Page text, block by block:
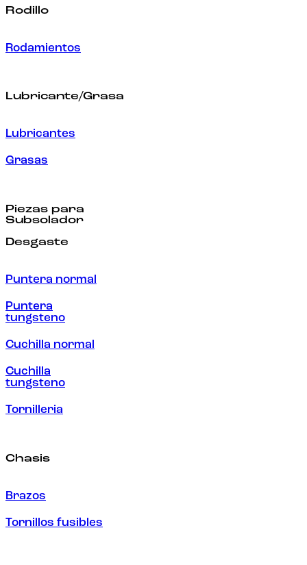
Rodillo
Rodamientos
Lubricante/Grasa
Lubricantes
Grasas
Piezas para
Subsolador
Desgaste
Puntera normal
Puntera
tungsteno
Cuchilla normal
Cuchilla
tungsteno
Tornilleria
Chasis
Brazos
Tornillos fusibles